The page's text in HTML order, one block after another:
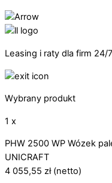
Leasing i raty dla firm 24/7
Wybrany produkt
1 x
PHW 2500 WP Wózek
UNICRAFT
4 055,55 zł(netto)